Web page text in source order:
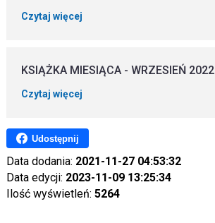
Czytaj więcej
KSIĄŻKA MIESIĄCA - WRZESIEŃ 2022
Czytaj więcej
Udostępnij
Data dodania: 2021-11-27 04:53:32
Data edycji: 2023-11-09 13:25:34
Ilość wyświetleń: 5264